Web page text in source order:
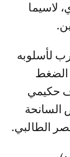
لاسيما
لأسلوبه
الضغط
حكيمي
السانحة
الطالبي.